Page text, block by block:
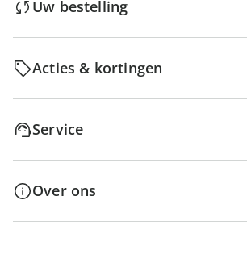
Uw bestelling
Acties & kortingen
Service
Over ons